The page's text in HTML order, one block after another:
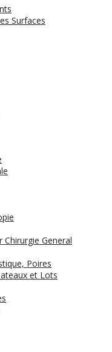
Surfaces
General
Poires
et Lots